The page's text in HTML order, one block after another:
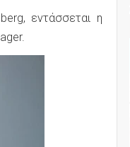
εντάσσεται η